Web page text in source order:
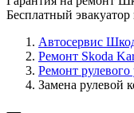
Бесплатный
Автосервис
Ремонт Skoda
Ремонт рулевого
Замена рулевой